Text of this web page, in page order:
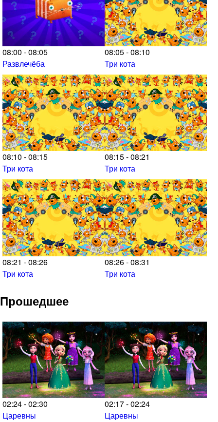
08:00 - 08:05
Развлечёба
08:05 - 08:10
Три кота
08:10 - 08:15
Три кота
08:15 - 08:21
Три кота
08:21 - 08:26
Три кота
08:26 - 08:31
Три кота
Прошедшее
02:24 - 02:30
Царевны
02:17 - 02:24
Царевны